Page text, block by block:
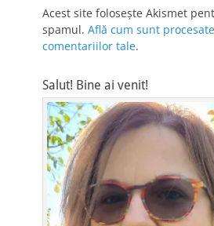
Acest site folosește Akismet
spamul. Află cum sunt
comentariilor tale.
Salut! Bine ai venit!